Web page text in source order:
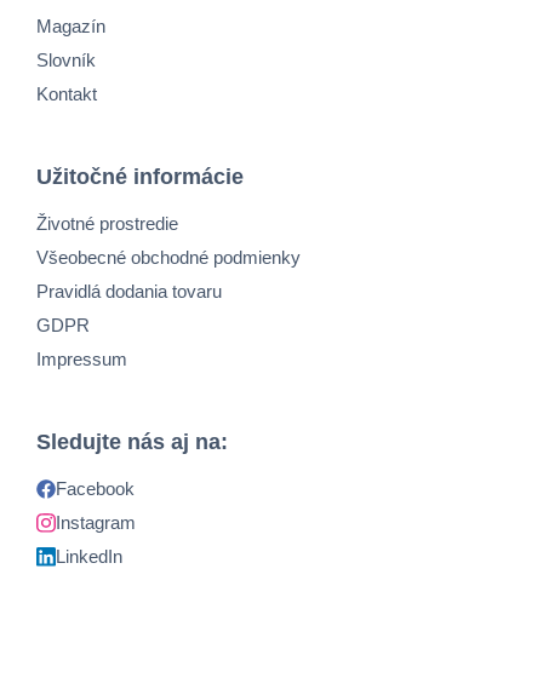
Magazín
Slovník
Kontakt
Užitočné informácie
Životné prostredie
Všeobecné obchodné podmienky
Pravidlá dodania tovaru
GDPR
Impressum
Sledujte nás aj na:
Facebook
Instagram
LinkedIn